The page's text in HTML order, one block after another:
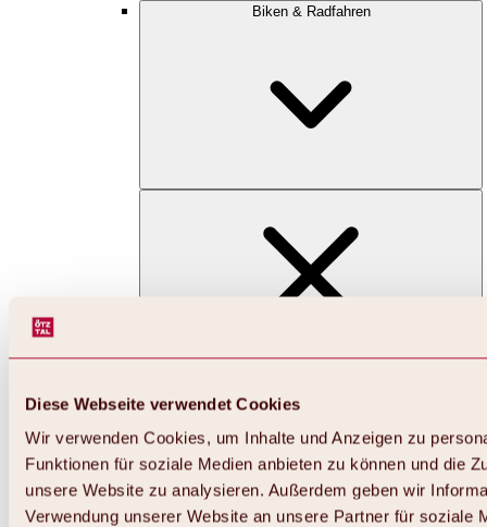
Diese Webseite verwendet Cookies
Wir verwenden Cookies, um Inhalte und Anzeigen zu
Funktionen für soziale Medien anbieten zu können und die
unsere Website zu analysieren. Außerdem geben wir
Verwendung unserer Website an unsere Partner für soziale
Biken & Radfahren